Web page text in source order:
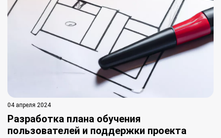
04 апреля 2024
Разработка плана обучения
пользователей и поддержки проекта